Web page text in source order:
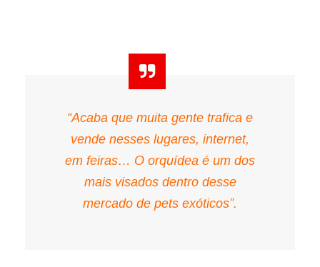
“Acaba que muita gente trafica e
vende nesses lugares, internet,
em feiras… O orquídea é um dos
mais visados dentro desse
mercado de pets exóticos”.